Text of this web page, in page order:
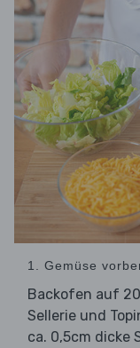
1. Gemüse
Backofen auf
Sellerie und
ca. 0,5cm dicke